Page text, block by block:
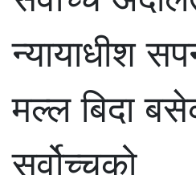
न्यायाधीश
मल्ल बिदा
सर्वोच्चको